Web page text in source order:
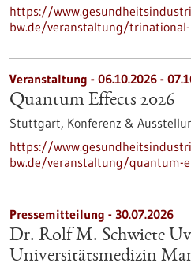
https://
bw.de/veranstaltung/
Veranstaltung - 06.10.2026 -
Quantum Effects 2026
Stuttgart, Konferenz &
https://
bw.de/veranstaltung/quantum-
Pressemitteilung - 30.07.2026
Dr. Rolf M. Schwiete
Universitätsmedizin